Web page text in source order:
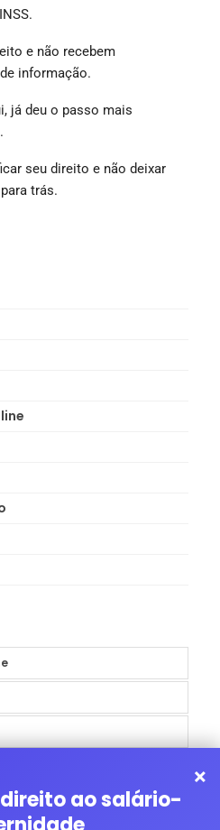
e não recebem
informação.
já deu o passo mais
.
seu direito e não deixar
trás.
×
ao salário-